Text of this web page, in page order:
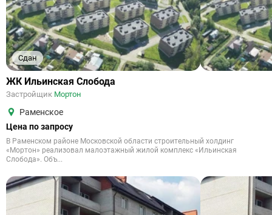
Сдан
ЖК Ильинская Слобода
Застройщик Мортон
Раменское
Цена по запросу
В Раменском районе Московской области строительный холдинг
«Мортон» реализовал малоэтажный жилой комплекс «Ильинская
Слобода». Объ...